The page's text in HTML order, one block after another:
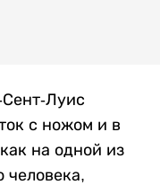
Луис
с ножом и в
на одной из
человека,